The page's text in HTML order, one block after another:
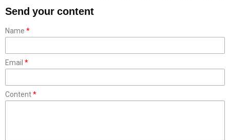
Send your content
Name
Email
Content